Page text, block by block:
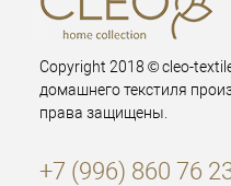
Copyright 2018 © cleo-
домашнего текстиля
права защищены.
+7 (996) 860 76